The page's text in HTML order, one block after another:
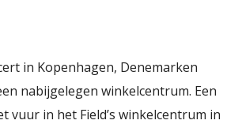
in Kopenhagen, Denemarken
nabijgelegen winkelcentrum. Een
vuur in het Field’s winkelcentrum in